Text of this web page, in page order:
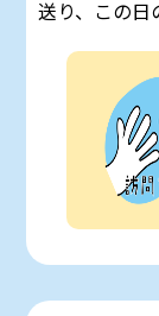
送り、この日